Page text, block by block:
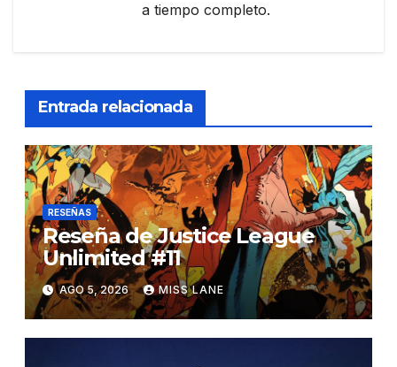
a tiempo completo.
Entrada relacionada
RESEÑAS
Reseña de Justice League
Unlimited #11
AGO 5, 2026 MISS LANE